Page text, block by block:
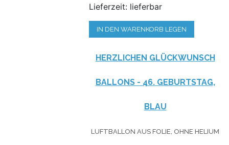
Lieferzeit: lieferbar
IN DEN WARENKORB LEGEN
HERZLICHEN GLÜCKWUNSCH
BALLONS - 46. GEBURTSTAG,
BLAU
LUFTBALLON AUS FOLIE, OHNE HELIUM